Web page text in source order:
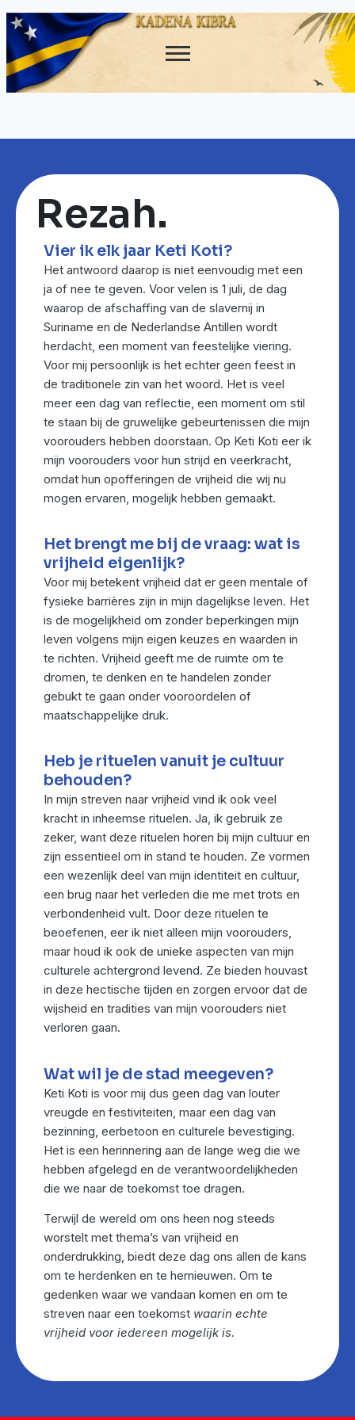
Rezah.
Vier ik elk jaar Keti Koti?
Het antwoord daarop is niet eenvoudig met een
ja of nee te geven. Voor velen is 1 juli, de dag
waarop de afschaffing van de slavernij in
Suriname en de Nederlandse Antillen wordt
herdacht, een moment van feestelijke viering.
Voor mij persoonlijk is het echter geen feest in
de traditionele zin van het woord. Het is veel
meer een dag van reflectie, een moment om stil
te staan bij de gruwelijke gebeurtenissen die mijn
voorouders hebben doorstaan. Op Keti Koti eer ik
mijn voorouders voor hun strijd en veerkracht,
omdat hun opofferingen de vrijheid die wij nu
mogen ervaren, mogelijk hebben gemaakt.
Het brengt me bij de vraag: wat is
vrijheid eigenlijk?
Voor mij betekent vrijheid dat er geen mentale of
fysieke barrières zijn in mijn dagelijkse leven. Het
is de mogelijkheid om zonder beperkingen mijn
leven volgens mijn eigen keuzes en waarden in
te richten. Vrijheid geeft me de ruimte om te
dromen, te denken en te handelen zonder
gebukt te gaan onder vooroordelen of
maatschappelijke druk.
Heb je rituelen vanuit je cultuur
behouden?
In mijn streven naar vrijheid vind ik ook veel
kracht in inheemse rituelen. Ja, ik gebruik ze
zeker, want deze rituelen horen bij mijn cultuur en
zijn essentieel om in stand te houden. Ze vormen
een wezenlijk deel van mijn identiteit en cultuur,
een brug naar het verleden die me met trots en
verbondenheid vult. Door deze rituelen te
beoefenen, eer ik niet alleen mijn voorouders,
maar houd ik ook de unieke aspecten van mijn
culturele achtergrond levend. Ze bieden houvast
in deze hectische tijden en zorgen ervoor dat de
wijsheid en tradities van mijn voorouders niet
verloren gaan.
Wat wil je de stad meegeven?
Keti Koti is voor mij dus geen dag van louter
vreugde en festiviteiten, maar een dag van
bezinning, eerbetoon en culturele bevestiging.
Het is een herinnering aan de lange weg die we
hebben afgelegd en de verantwoordelijkheden
die we naar de toekomst toe dragen.
Terwijl de wereld om ons heen nog steeds
worstelt met thema’s van vrijheid en
onderdrukking, biedt deze dag ons allen de kans
om te herdenken en te hernieuwen. Om te
gedenken waar we vandaan komen en om te
streven naar een toekomst waarin echte
vrijheid voor iedereen mogelijk is.